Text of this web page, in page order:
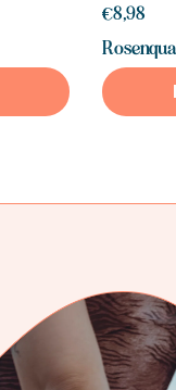
€8,98